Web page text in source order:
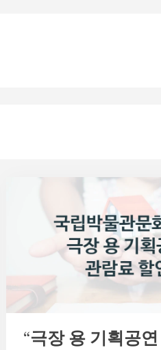
“극장 용 기획공